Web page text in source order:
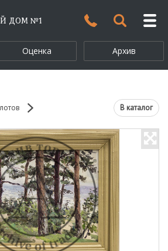
ДОМ №1
Оценка Архив
В каталог